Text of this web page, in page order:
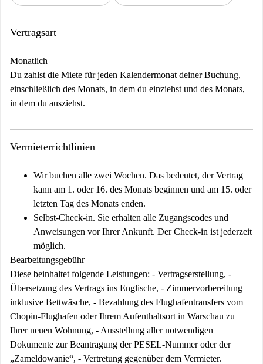
Vertragsart
Monatlich
Du zahlst die Miete für jeden Kalendermonat deiner Buchung,
einschließlich des Monats, in dem du einziehst und des Monats,
in dem du ausziehst.
Vermieterrichtlinien
Wir buchen alle zwei Wochen. Das bedeutet, der Vertrag
kann am 1. oder 16. des Monats beginnen und am 15. oder
letzten Tag des Monats enden.
Selbst-Check-in. Sie erhalten alle Zugangscodes und
Anweisungen vor Ihrer Ankunft. Der Check-in ist jederzeit
möglich.
Bearbeitungsgebühr
Diese beinhaltet folgende Leistungen: - Vertragserstellung, -
Übersetzung des Vertrags ins Englische, - Zimmervorbereitung
inklusive Bettwäsche, - Bezahlung des Flughafentransfers vom
Chopin-Flughafen oder Ihrem Aufenthaltsort in Warschau zu
Ihrer neuen Wohnung, - Ausstellung aller notwendigen
Dokumente zur Beantragung der PESEL-Nummer oder der
„Zameldowanie“, - Vertretung gegenüber dem Vermieter.